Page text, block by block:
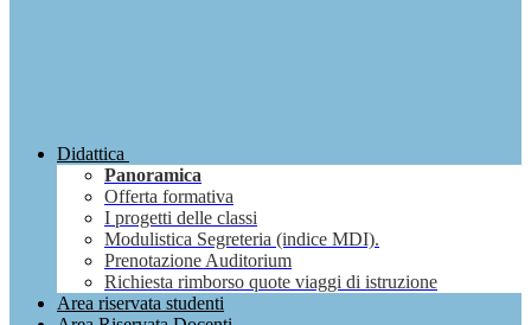
Didattica
Panoramica
Offerta formativa
I progetti delle classi
Modulistica Segreteria (indice MDI).
Prenotazione Auditorium
Richiesta rimborso quote viaggi di istruzione
Area riservata studenti